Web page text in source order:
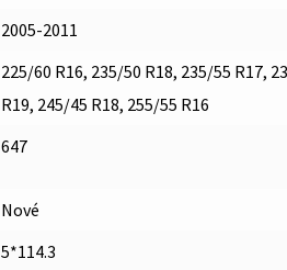
2005-2011
225/60 R16, 235/50 R18, 235/55 R17,
R19, 245/45 R18, 255/55 R16
647
Nové
5*114.3